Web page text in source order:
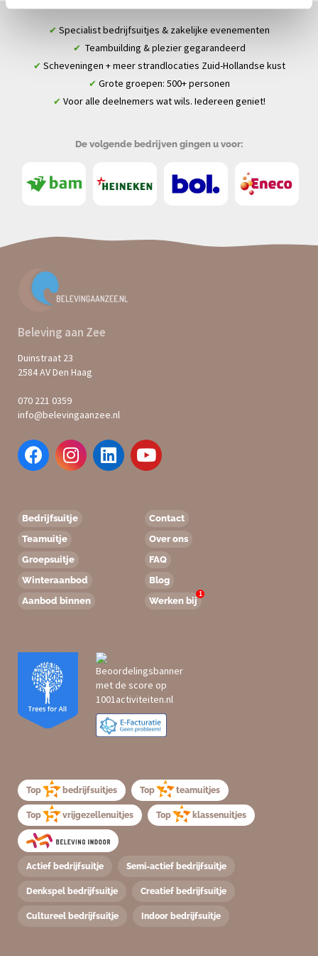
✔ Specialist bedrijfsuitjes & zakelijke evenementen
✔ Teambuilding & plezier gegarandeerd
✔ Scheveningen + meer strandlocaties Zuid-Hollandse kust
✔ Grote groepen: 500+ personen
✔ Voor alle deelnemers wat wils. Iedereen geniet!
De volgende bedrijven gingen u voor:
Beleving aan Zee
Duinstraat 23
2584 AV Den Haag
070 221 0359
info@belevingaanzee.nl
Bedrijfsuitje
Teamuitje
Groepsuitje
Winteraanbod
Aanbod binnen
Contact
Over ons
FAQ
Blog
Werken bij
1
Top bedrijfsuitjes Top teamuitjes
Top vrijgezellenuitjes Top klassenuitjes
Actief bedrijfsuitje Semi-actief bedrijfsuitje
Denkspel bedrijfsuitje Creatief bedrijfsuitje
Cultureel bedrijfsuitje Indoor bedrijfsuitje